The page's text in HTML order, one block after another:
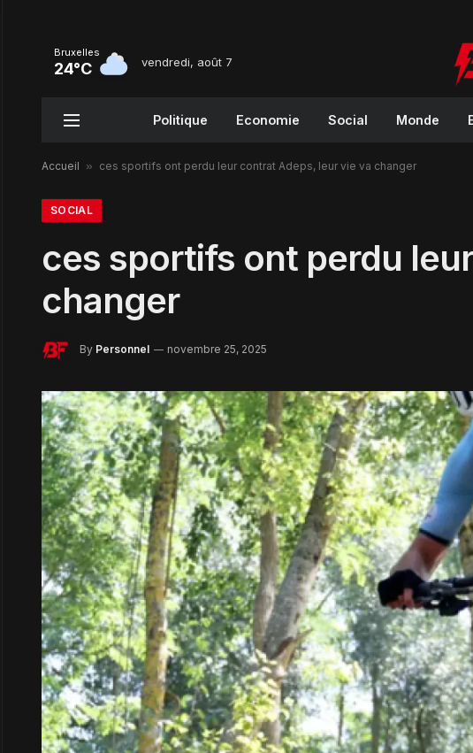
Bruxelles
24°C vendredi, août 7
Politique Economie Social Monde
Accueil » ces sportifs ont perdu leur contrat Adeps, leur vie va changer
SOCIAL
ces sportifs ont perdu
changer
By Personnel novembre 25, 2025